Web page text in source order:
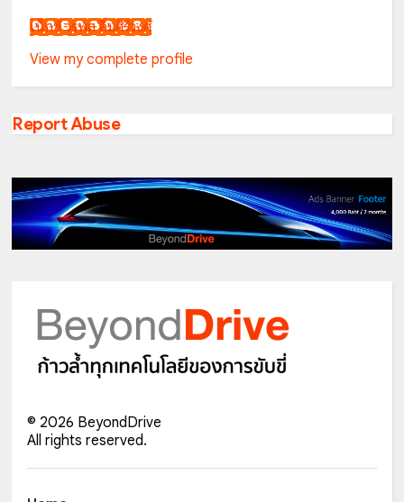
เน็กซ์ วรพล ลิ่มศิริวงศ์
View my complete profile
Report Abuse
© 2026 BeyondDrive
All rights reserved.